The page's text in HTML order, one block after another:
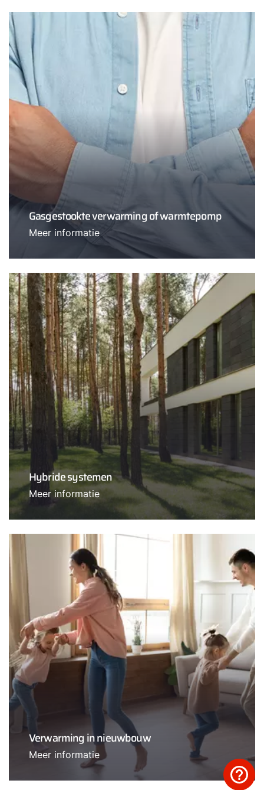
Gasgestookte verwarming of warmtepomp
Meer informatie
Hybride systemen
Meer informatie
Verwarming in nieuwbouw
Meer informatie